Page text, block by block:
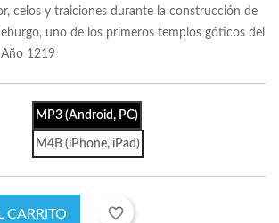
celos y traiciones durante la construcción de
uno de los primeros templos góticos del
1219
MP3 (Android, PC)
M4B (iPhone, iPad)
CARRITO favorite_border